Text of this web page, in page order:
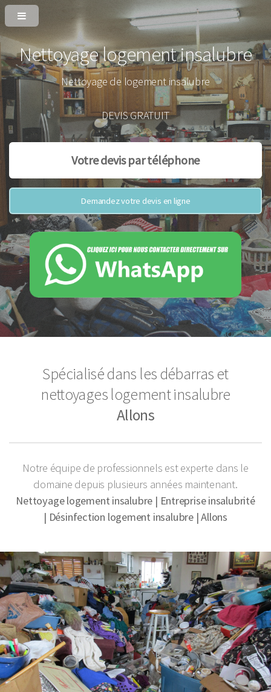
Nettoyage logement insalubre
Nettoyage de logement insalubre
DEVIS GRATUIT
Votre devis par téléphone
Demandez votre devis en ligne
Spécialisé dans les débarras et
nettoyages logement insalubre
Allons
Notre équipe de professionnels est experte dans le
domaine depuis plusieurs années maintenant.
Nettoyage logement insalubre | Entreprise insalubrité
| Désinfection logement insalubre | Allons